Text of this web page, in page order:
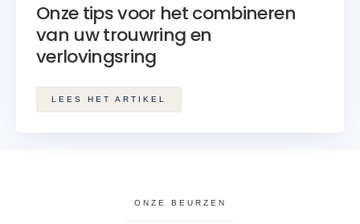
Onze tips voor het combineren
van uw trouwring en
verlovingsring
LEES HET ARTIKEL
ONZE BEURZEN